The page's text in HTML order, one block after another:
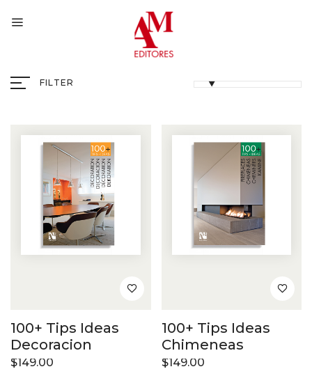
FILTER
100+ Tips Ideas
Decoracion
$149.00
100+ Tips Ideas
Chimeneas
$149.00